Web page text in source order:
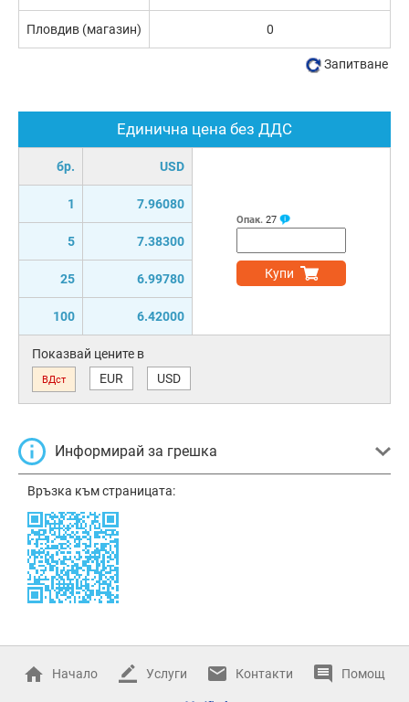
Единична цена без ДДС
бр. USD
1 7.96080
5 7.38300
25 6.99780
100 6.42000
Опак. 27
Купи
Показвай цените в
ВДст EUR USD
Информирай за грешка
Връзка към страницата:
Пловдив (магазин) 0
Запитване
Начало Услуги Контакти Помощ